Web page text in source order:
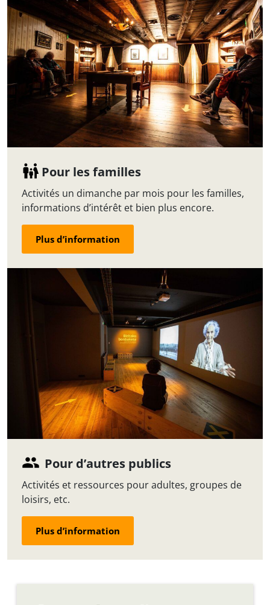
Pour les familles
Activités un dimanche par mois pour les familles,
informations d’intérêt et bien plus encore.
Plus d’information
Pour d’autres publics
Activités et ressources pour adultes, groupes de
loisirs, etc.
Plus d’information